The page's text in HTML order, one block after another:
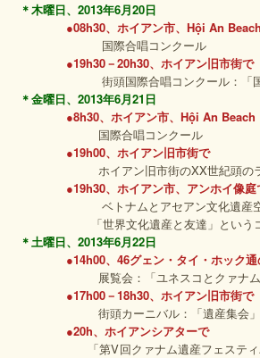
＊木曜日、2013年6月20日
●08h30、ホイアン市、Hội An
国際合唱コンクール
●19h30－20h30、ホイアン旧市街で
街頭国際合唱コンクール：「国
＊金曜日、2013年6月21 日
●8h30、ホイアン市、Hội An Beach
国際合唱コンクール
●19h00、ホイアン旧市街で
ホイアン旧市街のXX世紀頭のラ
●19h30、ホイアン市、アンホイ像庭
ベトナムとアセアン文化遺産空
「世界文化遺産と友達」というコ
＊土曜日、2013年6月22日
●14h00、46グェン・タイ・ホック
展覧会：「ユネスコとクァナムー
●17h00－18h30、ホイアン旧市街で
街頭カーニバル：「遺産集会」
●20h、ホイアンシアターで
「第V回クァナム遺産フェスティバ